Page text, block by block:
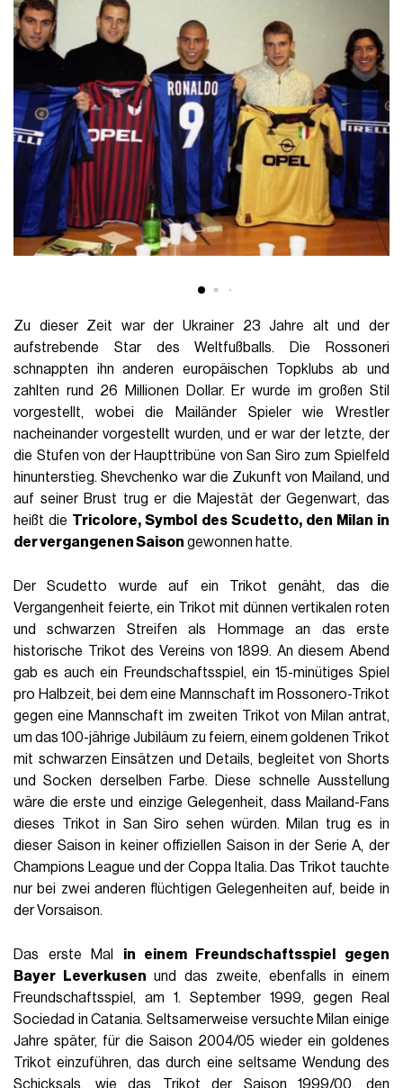
Zu dieser Zeit war der Ukrainer 23 Jahre alt und der
aufstrebende Star des Weltfußballs. Die Rossoneri
schnappten ihn anderen europäischen Topklubs ab und
zahlten rund 26 Millionen Dollar. Er wurde im großen Stil
vorgestellt, wobei die Mailänder Spieler wie Wrestler
nacheinander vorgestellt wurden, und er war der letzte, der
die Stufen von der Haupttribüne von San Siro zum Spielfeld
hinunterstieg. Shevchenko war die Zukunft von Mailand, und
auf seiner Brust trug er die Majestät der Gegenwart, das
heißt die Tricolore, Symbol des Scudetto, den Milan in
der vergangenen Saison gewonnen hatte.
Der Scudetto wurde auf ein Trikot genäht, das die
Vergangenheit feierte, ein Trikot mit dünnen vertikalen roten
und schwarzen Streifen als Hommage an das erste
historische Trikot des Vereins von 1899. An diesem Abend
gab es auch ein Freundschaftsspiel, ein 15-minütiges Spiel
pro Halbzeit, bei dem eine Mannschaft im Rossonero-Trikot
gegen eine Mannschaft im zweiten Trikot von Milan antrat,
um das 100-jährige Jubiläum zu feiern, einem goldenen Trikot
mit schwarzen Einsätzen und Details, begleitet von Shorts
und Socken derselben Farbe. Diese schnelle Ausstellung
wäre die erste und einzige Gelegenheit, dass Mailand-Fans
dieses Trikot in San Siro sehen würden. Milan trug es in
dieser Saison in keiner offiziellen Saison in der Serie A, der
Champions League und der Coppa Italia. Das Trikot tauchte
nur bei zwei anderen flüchtigen Gelegenheiten auf, beide in
der Vorsaison.
Das erste Mal in einem Freundschaftsspiel gegen
Bayer Leverkusen und das zweite, ebenfalls in einem
Freundschaftsspiel, am 1. September 1999, gegen Real
Sociedad in Catania. Seltsamerweise versuchte Milan einige
Jahre später, für die Saison 2004/05 wieder ein goldenes
Trikot einzuführen, das durch eine seltsame Wendung des
Schicksals, wie das Trikot der Saison 1999/00, den